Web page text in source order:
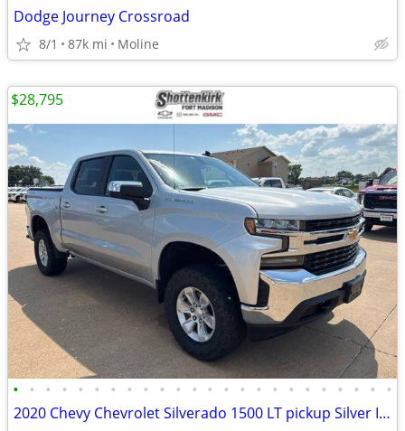
Dodge Journey Crossroad
8/1 87k mi Moline
• • • • • • • • • • • • • • • • • • • • • • • •
2020 Chevy Chevrolet Silverado 1500 LT pickup Silver Ice Metallic
$28,795